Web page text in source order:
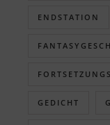
ENDSTATION
GEDICHT